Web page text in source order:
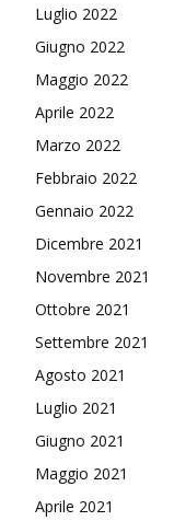
Luglio 2022
Giugno 2022
Maggio 2022
Aprile 2022
Marzo 2022
Febbraio 2022
Gennaio 2022
Dicembre 2021
Novembre 2021
Ottobre 2021
Settembre 2021
Agosto 2021
Luglio 2021
Giugno 2021
Maggio 2021
Aprile 2021